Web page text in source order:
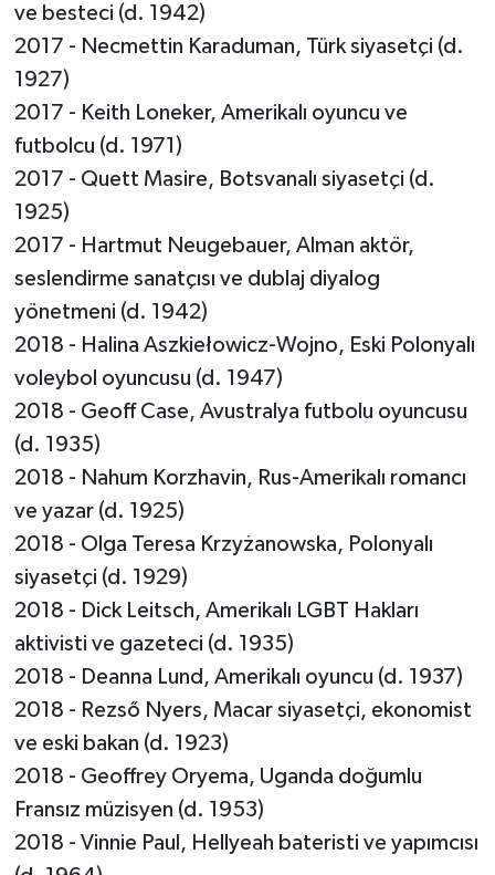
ve besteci (d. 1942)
2017 - Necmettin Karaduman, Türk siyasetçi (d.
1927)
2017 - Keith Loneker, Amerikalı oyuncu ve
futbolcu (d. 1971)
2017 - Quett Masire, Botsvanalı siyasetçi (d.
1925)
2017 - Hartmut Neugebauer, Alman aktör,
seslendirme sanatçısı ve dublaj diyalog
yönetmeni (d. 1942)
2018 - Halina Aszkiełowicz-Wojno, Eski Polonyalı
voleybol oyuncusu (d. 1947)
2018 - Geoff Case, Avustralya futbolu oyuncusu
(d. 1935)
2018 - Nahum Korzhavin, Rus-Amerikalı romancı
ve yazar (d. 1925)
2018 - Olga Teresa Krzyżanowska, Polonyalı
siyasetçi (d. 1929)
2018 - Dick Leitsch, Amerikalı LGBT Hakları
aktivisti ve gazeteci (d. 1935)
2018 - Deanna Lund, Amerikalı oyuncu (d. 1937)
2018 - Rezső Nyers, Macar siyasetçi, ekonomist
ve eski bakan (d. 1923)
2018 - Geoffrey Oryema, Uganda doğumlu
Fransız müzisyen (d. 1953)
2018 - Vinnie Paul, Hellyeah bateristi ve yapımcısı